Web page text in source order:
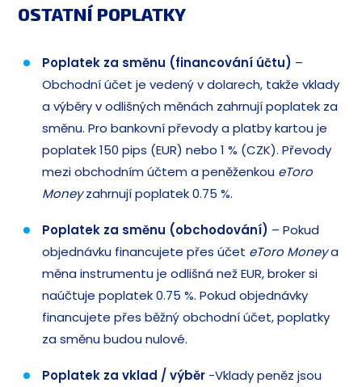
OSTATNÍ POPLATKY
Poplatek za směnu (financování účtu) –
Obchodní účet je vedený v dolarech, takže vklady
a výběry v odlišných měnách zahrnují poplatek za
směnu. Pro bankovní převody a platby kartou je
poplatek 150 pips (EUR) nebo 1 % (CZK). Převody
mezi obchodním účtem a peněženkou eToro
Moneyzahrnují poplatek 0.75 %.
Poplatek za směnu (obchodování) – Pokud
objednávku financujete přes účet eToro Moneya
měna instrumentu je odlišná než EUR, broker si
naúčtuje poplatek 0.75 %. Pokud objednávky
financujete přes běžný obchodní účet, poplatky
za směnu budou nulové.
Poplatek za vklad / výběr -Vklady peněz jsou